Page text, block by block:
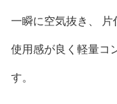
一瞬に空気抜き、 片
使用感が良く軽量コ
す。